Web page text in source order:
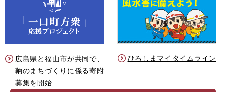
広島県と福山市が共同で、
鞆のまちづくりに係る寄附
募集を開始
ひろしまマイタイムライン